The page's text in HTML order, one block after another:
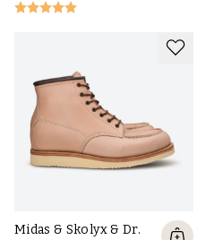
Midas & Skolyx & Dr.